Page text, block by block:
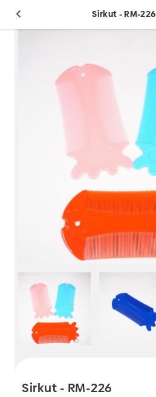
Sirkut - RM-226
Sirkut - RM-226